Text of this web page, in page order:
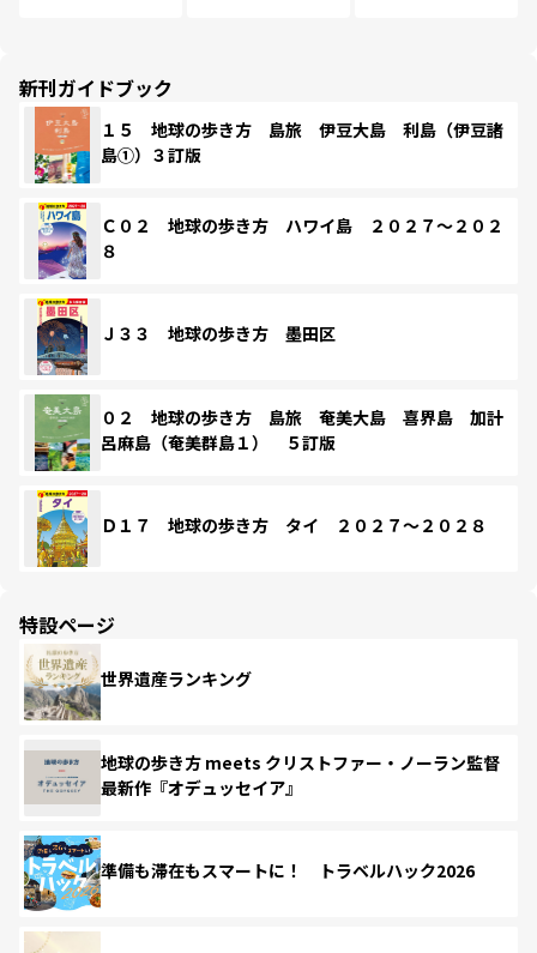
新刊ガイドブック
１５ 地球の歩き方 島旅 伊豆大島 利島（伊豆諸
島①）３訂版
Ｃ０２ 地球の歩き方 ハワイ島 ２０２７～２０２
８
Ｊ３３ 地球の歩き方 墨田区
０２ 地球の歩き方 島旅 奄美大島 喜界島 加計
呂麻島（奄美群島１） ５訂版
Ｄ１７ 地球の歩き方 タイ ２０２７～２０２８
特設ページ
世界遺産ランキング
地球の歩き方 meets クリストファー・ノーラン監督
最新作『オデュッセイア』
準備も滞在もスマートに！ トラベルハック2026